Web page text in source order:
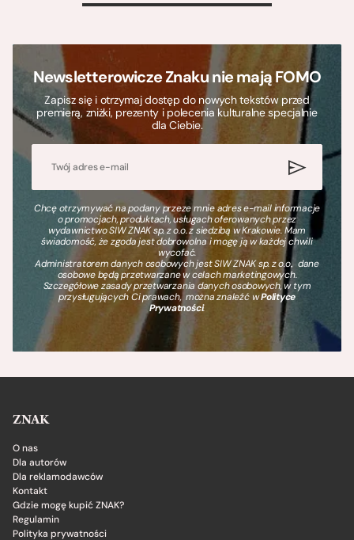
>
Newsletterowicze Znaku nie mają FOMO
Zapisz się i otrzymaj dostęp do nowych tekstów przed
premierą, zniżki, prezenty i polecenia kulturalne specjalnie
dla Ciebie.
Chcę otrzymywać na podany przeze mnie adres e-mail informacje
o promocjach, produktach, usługach oferowanych przez
wydawnictwo SIW ZNAK sp. z o.o. z siedzibą w Krakowie. Mam
świadomość, że zgoda jest dobrowolna i mogę ją w każdej chwili
wycofać.
Administratorem danych osobowych jest SIW ZNAK sp. z o.o., dane
osobowe będą przetwarzane w celach marketingowych.
Szczegółowe zasady przetwarzania danych osobowych, w tym
przysługujących Ci prawach, można znaleźć wPolityce
Prywatności.
ZNAK
O nas
Dla autorów
Dla reklamodawców
Kontakt
Gdzie mogę kupić ZNAK?
Regulamin
Polityka prywatności